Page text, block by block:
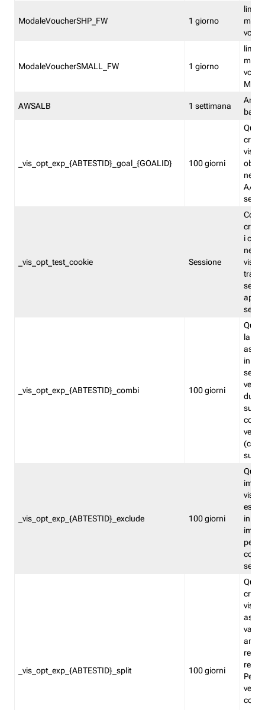
ModaleVoucherSHP_FW 1 giorno
ModaleVoucherSMALL_FW 1 giorno
AWSALB 1 settimana
_vis_opt_exp_{ABTESTID}_goal_{GOALID} 100 giorni
nel
A/B.
_vis_opt_test_cookie Sessione
i
nel
_vis_opt_exp_{ABTESTID}_combi 100 giorni
la
in
_vis_opt_exp_{ABTESTID}_exclude 100 giorni
in
_vis_opt_exp_{ABTESTID}_split 100 giorni